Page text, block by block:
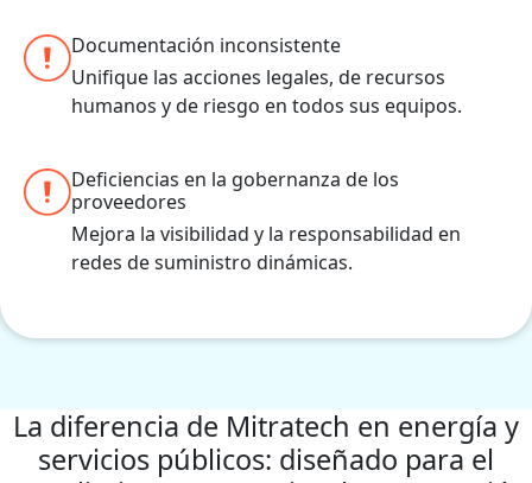
Documentación inconsistente
Unifique las acciones legales, de recursos
humanos y de riesgo en todos sus equipos.
Deficiencias en la gobernanza de los
proveedores
Mejora la visibilidad y la responsabilidad en
redes de suministro dinámicas.
La diferencia de Mitratech en energía y
servicios públicos: diseñado para el